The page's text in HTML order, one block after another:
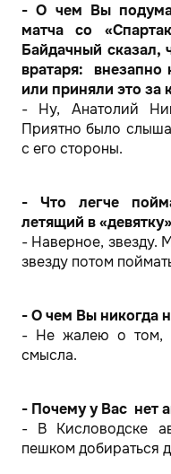
- О чем Вы
матча со
Байдачный сказал,
вратаря: внезапно
или приняли это за
- Ну, Анатолий
Приятно было
с его стороны.
- Что легче
летящий в
- Наверное, звезду.
звезду потом
- О чем Вы никогда
- Не жалею о том,
смысла.
- Почему у Вас нет
- В Кисловодске
пешком добираться